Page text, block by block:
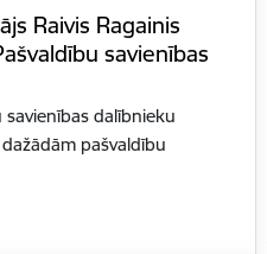
Raivis Ragainis
savienības
savienības dalībnieku
pašvaldību